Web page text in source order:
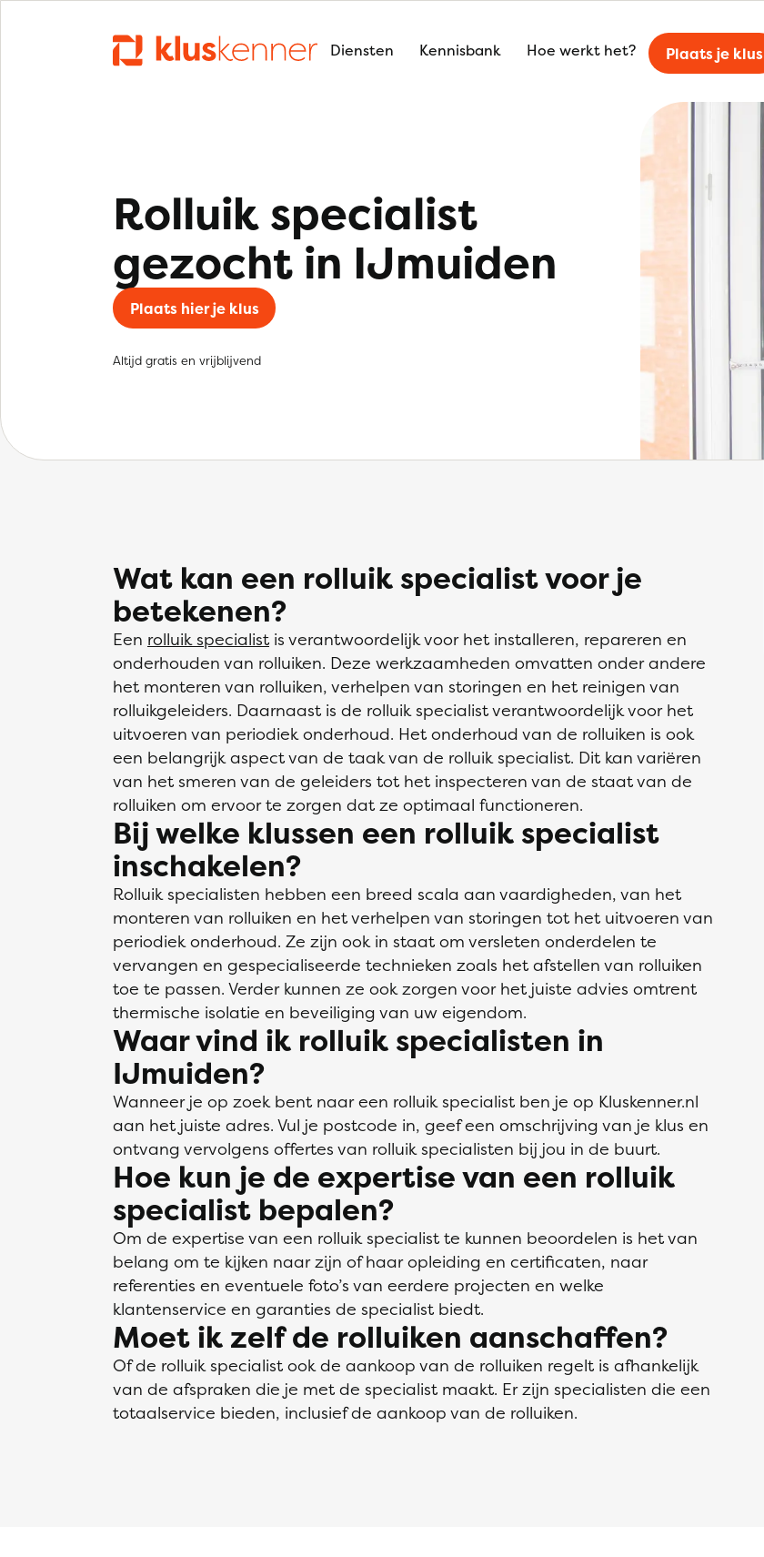
Diensten Kennisbank Hoe werkt het? Plaats je klus
Rolluik specialist
gezocht in IJmuiden
Plaats hier je klus
Altijd gratis en vrijblijvend
Wat kan een rolluik specialist voor je
betekenen?
Een rolluik specialist is verantwoordelijk voor het installeren, repareren en
onderhouden van rolluiken. Deze werkzaamheden omvatten onder andere
het monteren van rolluiken, verhelpen van storingen en het reinigen van
rolluikgeleiders. Daarnaast is de rolluik specialist verantwoordelijk voor het
uitvoeren van periodiek onderhoud. Het onderhoud van de rolluiken is ook
een belangrijk aspect van de taak van de rolluik specialist. Dit kan variëren
van het smeren van de geleiders tot het inspecteren van de staat van de
rolluiken om ervoor te zorgen dat ze optimaal functioneren.
Bij welke klussen een rolluik specialist
inschakelen?
Rolluik specialisten hebben een breed scala aan vaardigheden, van het
monteren van rolluiken en het verhelpen van storingen tot het uitvoeren van
periodiek onderhoud. Ze zijn ook in staat om versleten onderdelen te
vervangen en gespecialiseerde technieken zoals het afstellen van rolluiken
toe te passen. Verder kunnen ze ook zorgen voor het juiste advies omtrent
thermische isolatie en beveiliging van uw eigendom.
Waar vind ik rolluik specialisten in
IJmuiden?
Wanneer je op zoek bent naar een rolluik specialist ben je op Kluskenner.nl
aan het juiste adres. Vul je postcode in, geef een omschrijving van je klus en
ontvang vervolgens offertes van rolluik specialisten bij jou in de buurt.
Hoe kun je de expertise van een rolluik
specialist bepalen?
Om de expertise van een rolluik specialist te kunnen beoordelen is het van
belang om te kijken naar zijn of haar opleiding en certificaten, naar
referenties en eventuele foto’s van eerdere projecten en welke
klantenservice en garanties de specialist biedt.
Moet ik zelf de rolluiken aanschaffen?
Of de rolluik specialist ook de aankoop van de rolluiken regelt is afhankelijk
van de afspraken die je met de specialist maakt. Er zijn specialisten die een
totaalservice bieden, inclusief de aankoop van de rolluiken.